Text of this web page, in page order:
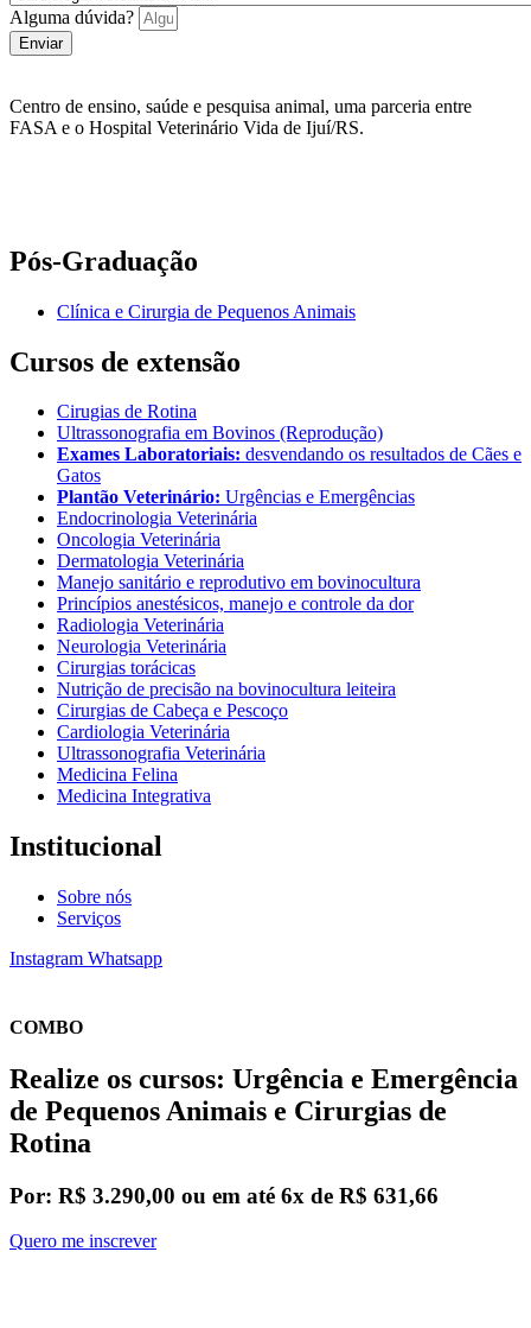
Alguma dúvida?
Enviar
Centro de ensino, saúde e pesquisa animal, uma parceria entre
FASA e o Hospital Veterinário Vida de Ijuí/RS.
Pós-Graduação
Clínica e Cirurgia de Pequenos Animais
Cursos de extensão
Cirugias de Rotina
Ultrassonografia em Bovinos (Reprodução)
Exames Laboratoriais: desvendando os resultados de Cães e
Gatos
Plantão Veterinário: Urgências e Emergências
Endocrinologia Veterinária
Oncologia Veterinária
Dermatologia Veterinária
Manejo sanitário e reprodutivo em bovinocultura
Princípios anestésicos, manejo e controle da dor
Radiologia Veterinária
Neurologia Veterinária
Cirurgias torácicas
Nutrição de precisão na bovinocultura leiteira
Cirurgias de Cabeça e Pescoço
Cardiologia Veterinária
Ultrassonografia Veterinária
Medicina Felina
Medicina Integrativa
Institucional
Sobre nós
Serviços
Instagram Whatsapp
COMBO
Realize os cursos: Urgência e Emergência
de Pequenos Animais e Cirurgias de
Rotina
Por: R$ 3.290,00 ou em até 6x de R$ 631,66
Quero me inscrever